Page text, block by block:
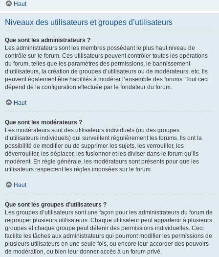
Haut
Niveaux des utilisateurs et groupes d’utilisateurs
Que sont les administrateurs ?
Les administrateurs sont les membres possédant le plus haut niveau de
contrôle sur le forum. Ces utilisateurs peuvent contrôler toutes les opérations
du forum, telles que les paramètres des permissions, le bannissement
d’utilisateurs, la création de groupes d’utilisateurs ou de modérateurs, etc. Ils
peuvent également être habilités à modérer l’ensemble des forums. Tout ceci
dépend de la configuration effectuée par le fondateur du forum.
Haut
Que sont les modérateurs ?
Les modérateurs sont des utilisateurs individuels (ou des groupes
d’utilisateurs individuels) qui surveillent régulièrement les forums. Ils ont la
possibilité de modifier ou de supprimer les sujets, les verrouiller, les
déverrouiller, les déplacer, les fusionner et les diviser dans le forum qu’ils
modèrent. En règle générale, les modérateurs sont présents pour que les
utilisateurs respectent les règles imposées sur le forum.
Haut
Que sont les groupes d’utilisateurs ?
Les groupes d’utilisateurs sont une façon pour les administrateurs du forum de
regrouper plusieurs utilisateurs. Chaque utilisateur peut appartenir à plusieurs
groupes et chaque groupe peut détenir des permissions individuelles. Ceci
facilite les tâches aux administrateurs qui pourront modifier les permissions de
plusieurs utilisateurs en une seule fois, ou encore leur accorder des pouvoirs
de modération, ou bien leur donner accès à un forum privé.